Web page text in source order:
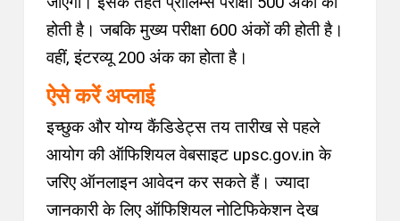
होती है। जबकि मुख्य परीक्षा 600 अंकों की होती है।
वहीं, इंटरव्यू 200 अंक का होता है।
ऐसे करें अप्लाई
इच्छुक और योग्य कैंडिडेट्स तय तारीख से पहले
आयोग की ऑफिशियल वेबसाइट upsc.gov.in के
जरिए ऑनलाइन आवेदन कर सकते हैं। ज्यादा
जानकारी के लिए ऑफिशियल नोटिफिकेशन देख